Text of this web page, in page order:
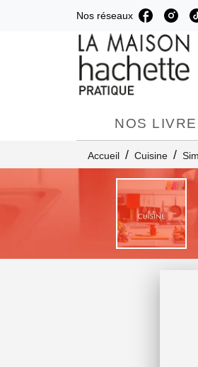
MENU
Nos réseaux
NOS
Accueil / Cuisine /